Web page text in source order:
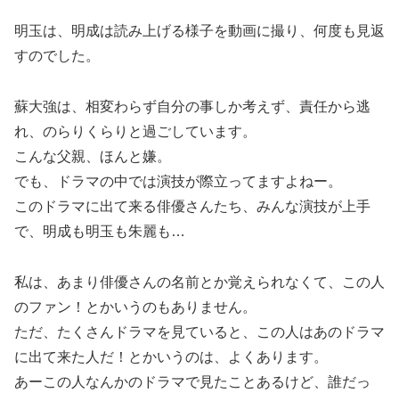
明玉は、明成は読み上げる様子を動画に撮り、何度も見返
すのでした。
蘇大強は、相変わらず自分の事しか考えず、責任から逃
れ、のらりくらりと過ごしています。
こんな父親、ほんと嫌。
でも、ドラマの中では演技が際立ってますよねー。
このドラマに出て来る俳優さんたち、みんな演技が上手
で、明成も明玉も朱麗も…
私は、あまり俳優さんの名前とか覚えられなくて、この人
のファン！とかいうのもありません。
ただ、たくさんドラマを見ていると、この人はあのドラマ
に出て来た人だ！とかいうのは、よくあります。
あーこの人なんかのドラマで見たことあるけど、誰だっ